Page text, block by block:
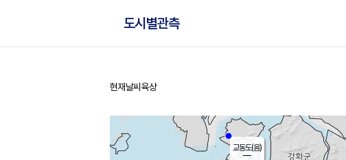
도시별관측
홈
현재날씨 육상
교동도(음)